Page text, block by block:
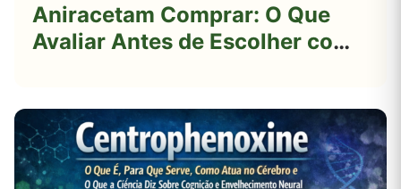
Aniracetam Comprar: O Que
Avaliar Antes de Escolher com